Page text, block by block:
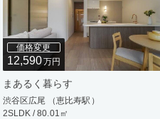
価格変更
12,590万円
まあるく暮らす
渋谷区広尾 （恵比寿駅）
2SLDK / 80.01㎡